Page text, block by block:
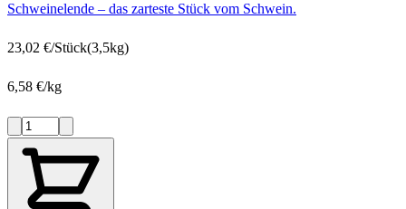
Schweinelende – das zarteste Stück vom Schwein.
23,02 €/Stück(3,5kg)
6,58 €/kg